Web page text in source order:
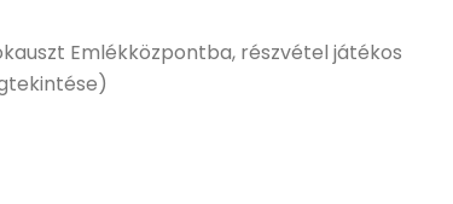
Emlékközpontba, részvétel játékos